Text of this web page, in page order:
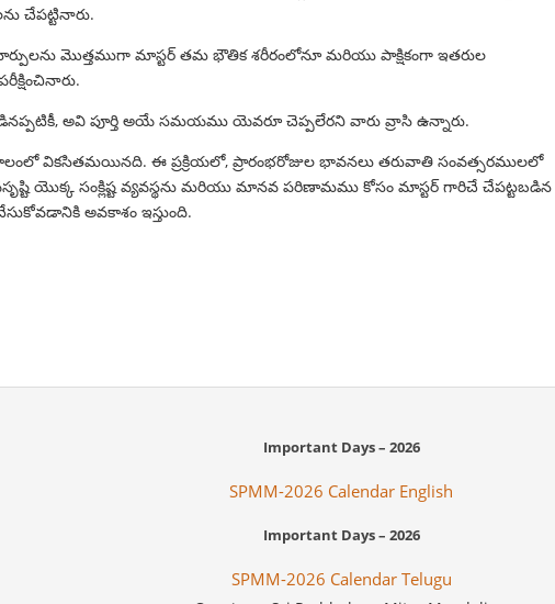
చేపట్టినారు.
మొత్తముగా మాస్టర్ తమ భౌతిక శరీరంలోనూ మరియు పాక్షికంగా ఇతరుల
అవి పూర్తి అయే సమయము యెవరూ చెప్పలేరని వారు వ్రాసి ఉన్నారు.
వికసితమయినది. ఈ ప్రక్రియలో, ప్రారంభరోజుల భావనలు తరువాతి సంవత్సరములలో
యొక్క సంక్లిష్ట వ్యవస్థను మరియు మానవ పరిణామము కోసం మాస్టర్ గారిచే చేపట్టబడిన
అవకాశం ఇస్తుంది.
Important Days – 2026
SPMM-2026 Calendar English
Important Days – 2026
SPMM-2026 Calendar Telugu